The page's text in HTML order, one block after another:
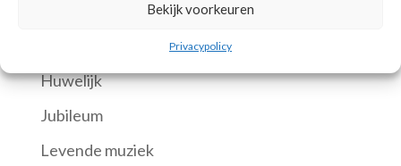
Bekijk voorkeuren
Privacypolicy
Huwelijk
Jubileum
Levende muziek